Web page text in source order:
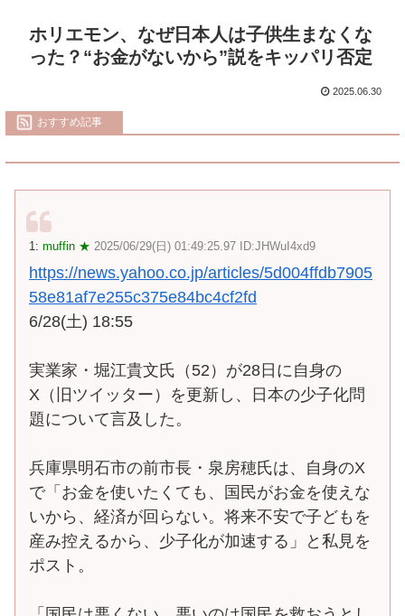
ホリエモン、なぜ日本人は子供生まなくな
った？“お金がないから”説をキッパリ否定
2025.06.30
おすすめ記事
1: muffin ★ 2025/06/29(日) 01:49:25.97 ID:JHWuI4xd9
https://news.yahoo.co.jp/articles/5d004ffdb7905
58e81af7e255c375e84bc4cf2fd
6/28(土) 18:55
実業家・堀江貴文氏（52）が28日に自身の
X（旧ツイッター）を更新し、日本の少子化問
題について言及した。
兵庫県明石市の前市長・泉房穂氏は、自身のX
で「お金を使いたくても、国民がお金を使えな
いから、経済が回らない。将来不安で子どもを
産み控えるから、少子化が加速する」と私見を
ポスト。